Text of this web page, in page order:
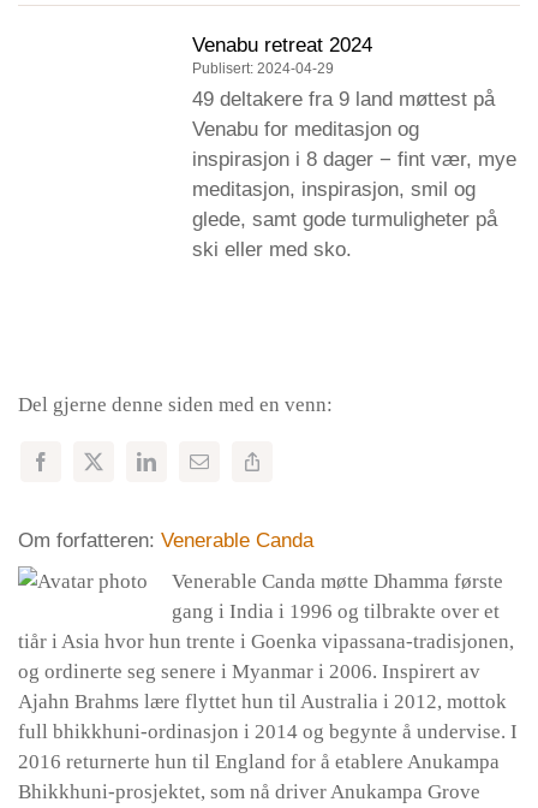
Venabu retreat 2024
Publisert: 2024-04-29
49 deltakere fra 9 land møttest på
Venabu for meditasjon og
inspirasjon i 8 dager − fint vær, mye
meditasjon, inspirasjon, smil og
glede, samt gode turmuligheter på
ski eller med sko.
Del gjerne denne siden med en venn:
Om forfatteren: Venerable Canda
Venerable Canda møtte Dhamma første
gang i India i 1996 og tilbrakte over et
tiår i Asia hvor hun trente i Goenka vipassana-tradisjonen,
og ordinerte seg senere i Myanmar i 2006. Inspirert av
Ajahn Brahms lære flyttet hun til Australia i 2012, mottok
full bhikkhuni-ordinasjon i 2014 og begynte å undervise. I
2016 returnerte hun til England for å etablere Anukampa
Bhikkhuni-prosjektet, som nå driver Anukampa Grove